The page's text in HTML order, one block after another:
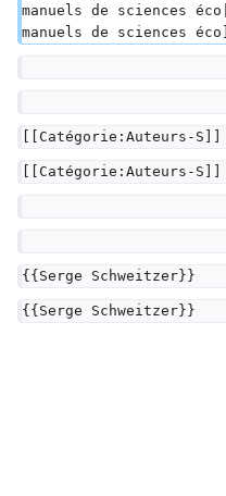
manuels de sciences
manuels de sciences
[[Catégorie:Auteurs-S]]
[[Catégorie:Auteurs-S]]
{{Serge Schweitzer}}
{{Serge Schweitzer}}